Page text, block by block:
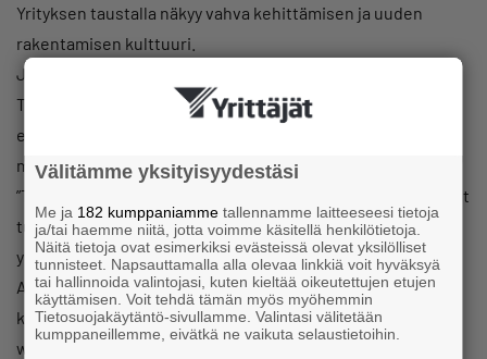
Yrityksen taustalla näkyy vahva kehittämisen ja uuden
rakentamisen kulttuuri.
Jalavan 22-vuotista yrittäjäuraa luonnehtii edelläkävijyys.
Tästä erinomaisena
esimerkkinä toimii hänen perustamansa yksityinen
musiikkikoulu
”Tienraivaajan, kehittäjän ja innovoijan ajattelutapa on tullut
tutuksi jo aiemmasta
yrittäjyydestä”, Jalava kertoo.
Auvo Academy tekee yhteistyötä myös oppilaitosten
kanssa. Esimerkiksi Savonia-ammattikorkeakoulun
wellness-opiskelijat ovat olleet mukana toiminnassa.
Välitämme yksityisyydestäsi
Me ja 182 kumppaniamme tallennamme laitteeseesi tietoja
ja/tai haemme niitä, jotta voimme käsitellä henkilötietoja.
Näitä tietoja ovat esimerkiksi evästeissä olevat yksilölliset
tunnisteet. Napsauttamalla alla olevaa linkkiä voit hyväksyä
tai hallinnoida valintojasi, kuten kieltää oikeutettujen etujen
käyttämisen. Voit tehdä tämän myös myöhemmin
Tietosuojakäytäntö-sivullamme. Valintasi välitetään
kumppaneillemme, eivätkä ne vaikuta selaustietoihin.